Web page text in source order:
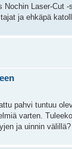
Laser-Cut -
ja ehkäpä
pahvi tuntuu
varten.
ja uinnin välillä?